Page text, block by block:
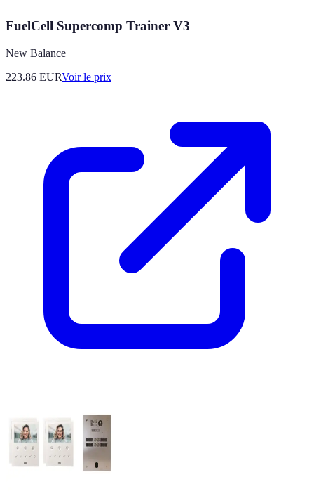
FuelCell Supercomp Trainer V3
New Balance
223.86 EURVoir le prix